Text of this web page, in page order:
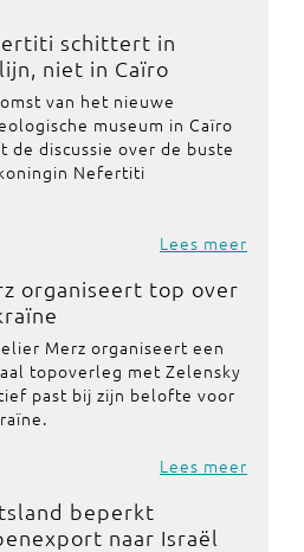
schittert in
niet in Caïro
van het nieuwe
museum in Caïro
de discussie over de buste
Nefertiti
Lees meer
organiseert top over
Merz organiseert een
topoverleg met Zelensky
past bij zijn belofte voor
Lees meer
beperkt
naar Israël